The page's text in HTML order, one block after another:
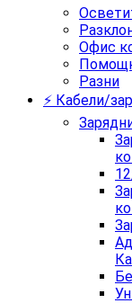
Офис
Разни
⚡ Кабели/